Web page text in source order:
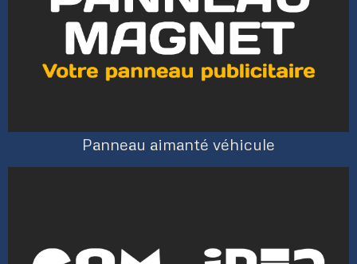
Panneau aimanté véhicule